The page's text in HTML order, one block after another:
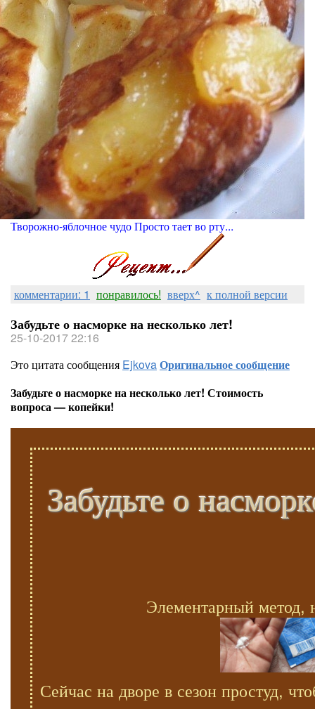
Творожно-яблочное чудо Просто тает во рту...
комментарии: 1 понравилось! вверх^ к полной версии
Забудьте о насморке на несколько лет!
25-10-2017 22:16
Это цитата сообщения EjkovaОригинальное сообщение
Забудьте о насморке на несколько лет! Стоимость
вопроса — копейки!
Забудьте о
Элементарный метод,
Сейчас на дворе в сезон простуд,